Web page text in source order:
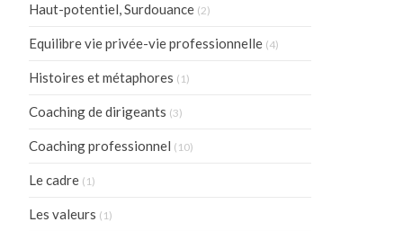
Haut-potentiel, Surdouance (2)
Equilibre vie privée-vie professionnelle (4)
Histoires et métaphores (1)
Coaching de dirigeants (3)
Coaching professionnel (10)
Le cadre (1)
Les valeurs (1)